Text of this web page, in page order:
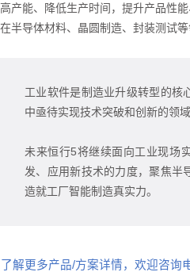
高产能、降低生产时间，提升产品性
在半导体材料、晶圆制造、封装测试等
工业软件是制造业升级转型的核
中亟待实现技术突破和创新的领域
未来恒行5将继续面向工业现场
发、应用新技术的力度，聚焦半
造就工厂智能制造真实力。
了解更多产品/方案详情，欢迎咨询